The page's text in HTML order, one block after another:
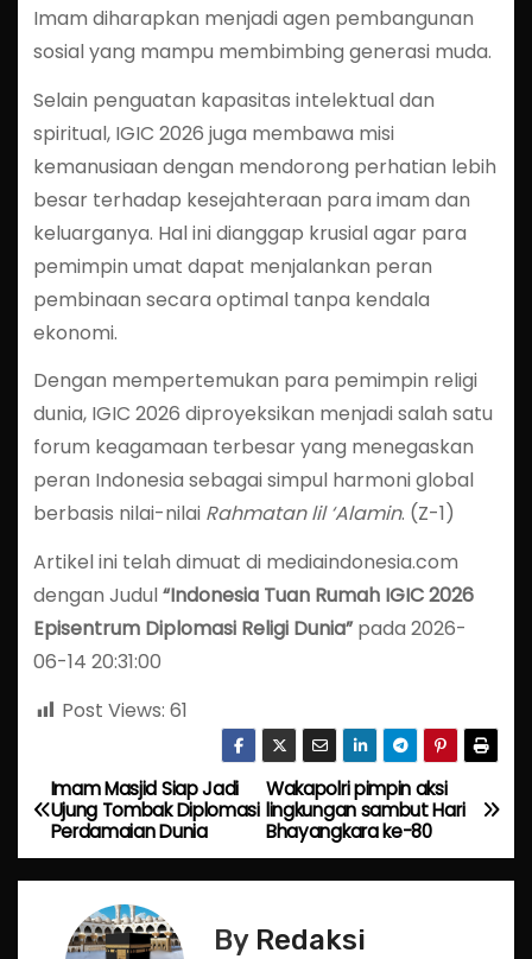
Imam diharapkan menjadi agen pembangunan
sosial yang mampu membimbing generasi muda.
Selain penguatan kapasitas intelektual dan
spiritual, IGIC 2026 juga membawa misi
kemanusiaan dengan mendorong perhatian lebih
besar terhadap kesejahteraan para imam dan
keluarganya. Hal ini dianggap krusial agar para
pemimpin umat dapat menjalankan peran
pembinaan secara optimal tanpa kendala
ekonomi.
Dengan mempertemukan para pemimpin religi
dunia, IGIC 2026 diproyeksikan menjadi salah satu
forum keagamaan terbesar yang menegaskan
peran Indonesia sebagai simpul harmoni global
berbasis nilai-nilai Rahmatan lil ‘Alamin. (Z-1)
Artikel ini telah dimuat di mediaindonesia.com
dengan Judul“Indonesia Tuan Rumah IGIC 2026
Episentrum Diplomasi Religi Dunia”pada 2026-
06-14 20:31:00
Post Views: 61
P
o
Wakapolri pimpin aksi
lingkungan sambut Hari
Bhayangkara ke-80
Imam Masjid Siap Jadi
Ujung Tombak Diplomasi
Perdamaian Dunia
By Redaksi